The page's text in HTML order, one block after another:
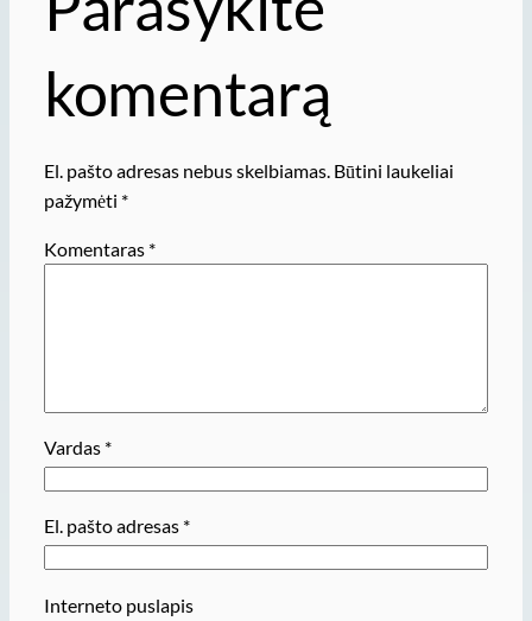
komentarą
El. pašto adresas nebus skelbiamas. Būtini laukeliai
pažymėti *
Komentaras *
Vardas *
El. pašto adresas *
Interneto puslapis